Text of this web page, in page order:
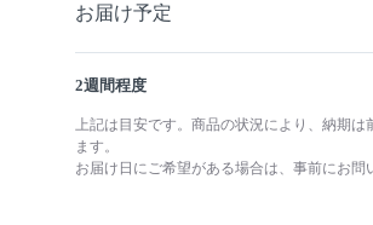
お届け予定
2週間程度
上記は目安です。商品の状況により、納期
ます。
お届け日にご希望がある場合は、事前にお問